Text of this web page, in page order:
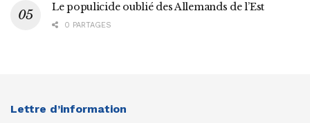
Le populicide oublié des Allemands de l’Est
0 PARTAGES
Lettre d’information